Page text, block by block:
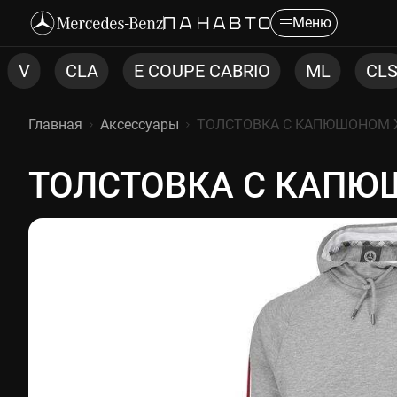
Меню
COUPE CABRIO ML CLS C COUPE
Главная Аксессуары ТОЛСТОВКА С КАПЮШОНОМ
ТОЛСТОВКА С
ТОЛСТОВКА С